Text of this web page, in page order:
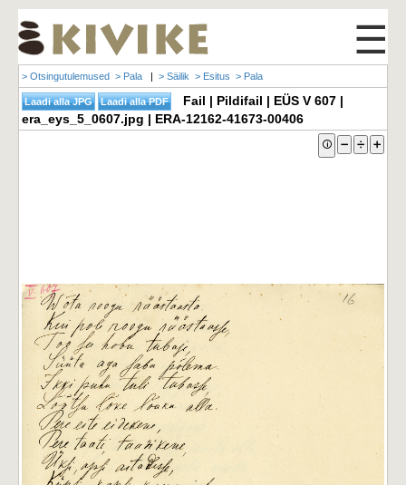
☰
> Otsingutulemused > Pala | > Säilik > Esitus > Pala
Fail | Pildifail | EÜS V 607 |
era_eys_5_0607.jpg | ERA-12162-41673-00406